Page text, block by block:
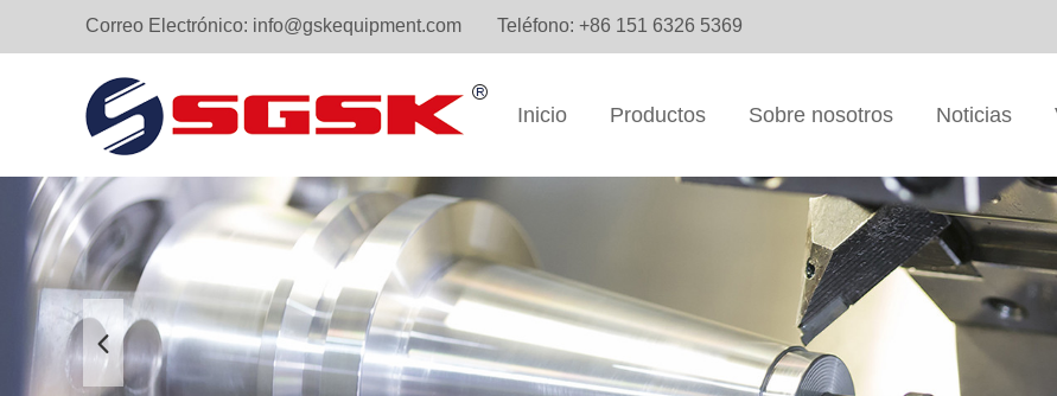
Correo Electrónico: info@gskequipment.com Teléfono: +86 151 6326 5369
Inicio Productos Sobre nosotros Noticias